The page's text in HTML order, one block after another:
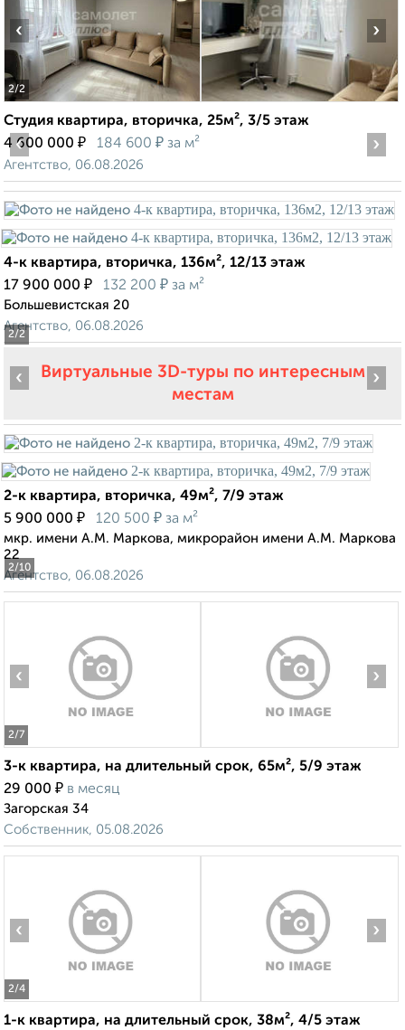
2/2
‹ ›
Студия квартира, вторичка, 25м², 3/5 этаж
4 600 000 ₽ 184 600 ₽ за м²
Агентство, 06.08.2026
2/2
‹ ›
4-к квартира, вторичка, 136м², 12/13 этаж
17 900 000 ₽ 132 200 ₽ за м²
Большевистская 20
Агентство, 06.08.2026
Виртуальные 3D-туры по интересным
местам
2/10
‹ ›
2-к квартира, вторичка, 49м², 7/9 этаж
5 900 000 ₽ 120 500 ₽ за м²
мкр. имени А.М. Маркова, микрорайон имени А.М. Маркова
22
Агентство, 06.08.2026
2/7
‹ ›
3-к квартира, на длительный срок, 65м², 5/9 этаж
29 000 ₽ в месяц
Загорская 34
Собственник, 05.08.2026
2/4
‹ ›
1-к квартира, на длительный срок, 38м², 4/5 этаж